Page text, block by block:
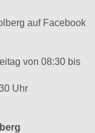
auf Facebook
von 08:30 bis
Uhr